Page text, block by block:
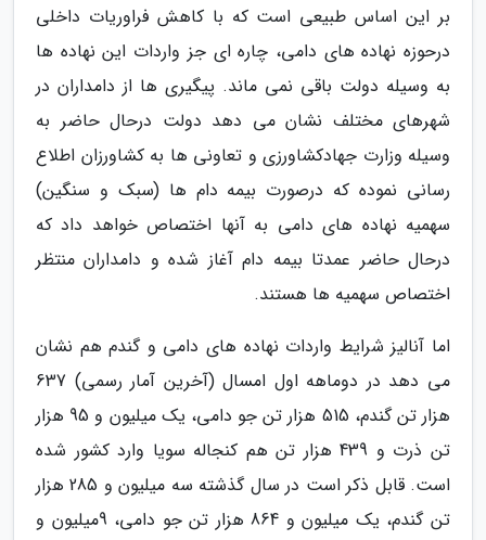
بر این اساس طبیعی است که با کاهش فراوریات داخلی
درحوزه نهاده های دامی، چاره ای جز واردات این نهاده ها
به وسیله دولت باقی نمی ماند. پیگیری ها از دامداران در
شهرهای مختلف نشان می دهد دولت درحال حاضر به
وسیله وزارت جهادکشاورزی و تعاونی ها به کشاورزان اطلاع
رسانی نموده که درصورت بیمه دام ها (سبک و سنگین)
سهمیه نهاده های دامی به آنها اختصاص خواهد داد که
درحال حاضر عمدتا بیمه دام آغاز شده و دامداران منتظر
اختصاص سهمیه ها هستند.
اما آنالیز شرایط واردات نهاده های دامی و گندم هم نشان
می دهد در دوماهه اول امسال (آخرین آمار رسمی) 637
هزار تن گندم، 515 هزار تن جو دامی، یک میلیون و 95 هزار
تن ذرت و 439 هزار تن هم کنجاله سویا وارد کشور شده
است. قابل ذکر است در سال گذشته سه میلیون و 285 هزار
تن گندم، یک میلیون و 864 هزار تن جو دامی، 9میلیون و